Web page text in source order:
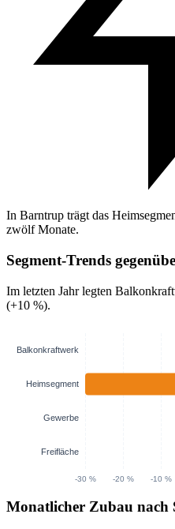
In Barntrup trägt das
zwölf Monate.
Segment-Trends
Im letzten Jahr legten
(+10 %).
Monatlicher Zubau nach